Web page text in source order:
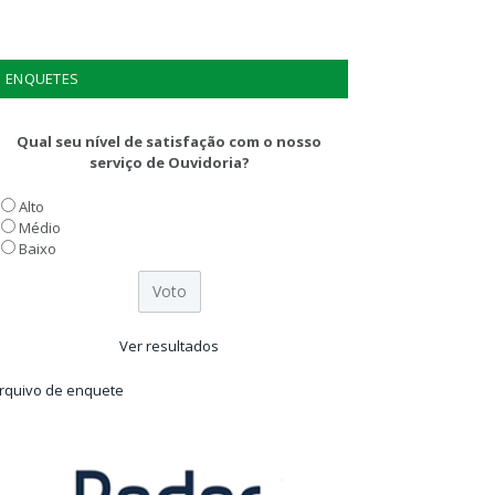
ENQUETES
Qual seu nível de satisfação com o nosso
serviço de Ouvidoria?
Alto
Médio
Baixo
Ver resultados
de enquete